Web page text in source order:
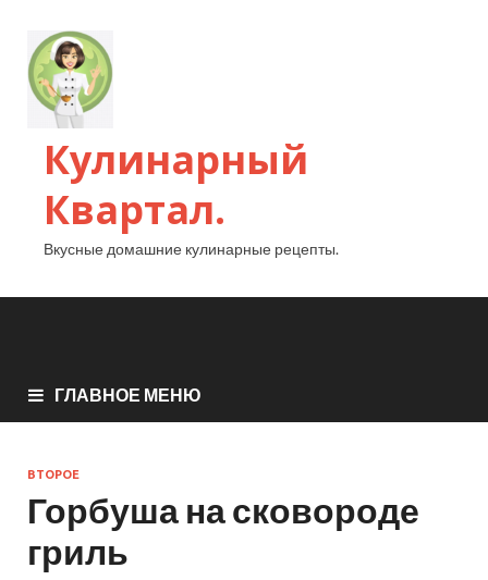
Кулинарный
Квартал.
Вкусные домашние кулинарные рецепты.
ГЛАВНОЕ МЕНЮ
ВТОРОЕ
Горбуша на сковороде
гриль